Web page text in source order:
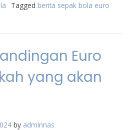
Tagged berita sepak bola euro
Euro
yang akan
by adminnas